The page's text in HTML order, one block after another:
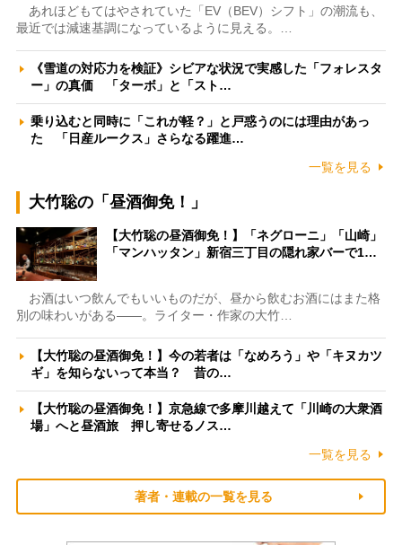
あれほどもてはやされていた「EV（BEV）シフト」の潮流も、
最近では減速基調になっているように見える。…
《雪道の対応力を検証》シビアな状況で実感した「フォレスタ
ー」の真価 「ターボ」と「スト…
乗り込むと同時に「これが軽？」と戸惑うのには理由があっ
た 「日産ルークス」さらなる躍進…
一覧を見る
大竹聡の「昼酒御免！」
【大竹聡の昼酒御免！】「ネグローニ」「山崎」
「マンハッタン」新宿三丁目の隠れ家バーで1…
お酒はいつ飲んでもいいものだが、昼から飲むお酒にはまた格
別の味わいがある――。ライター・作家の大竹…
【大竹聡の昼酒御免！】今の若者は「なめろう」や「キヌカツ
ギ」を知らないって本当？ 昔の…
【大竹聡の昼酒御免！】京急線で多摩川越えて「川崎の大衆酒
場」へと昼酒旅 押し寄せるノス…
一覧を見る
著者・連載の一覧を見る